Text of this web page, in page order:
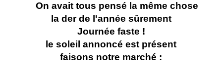
On avait tous pensé la même chose
la der de l'année sûrement
Journée faste !
le soleil annoncé est présent
faisons notre marché :